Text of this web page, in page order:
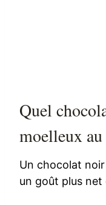
Quel
moelleux
Un chocolat
un goût plus